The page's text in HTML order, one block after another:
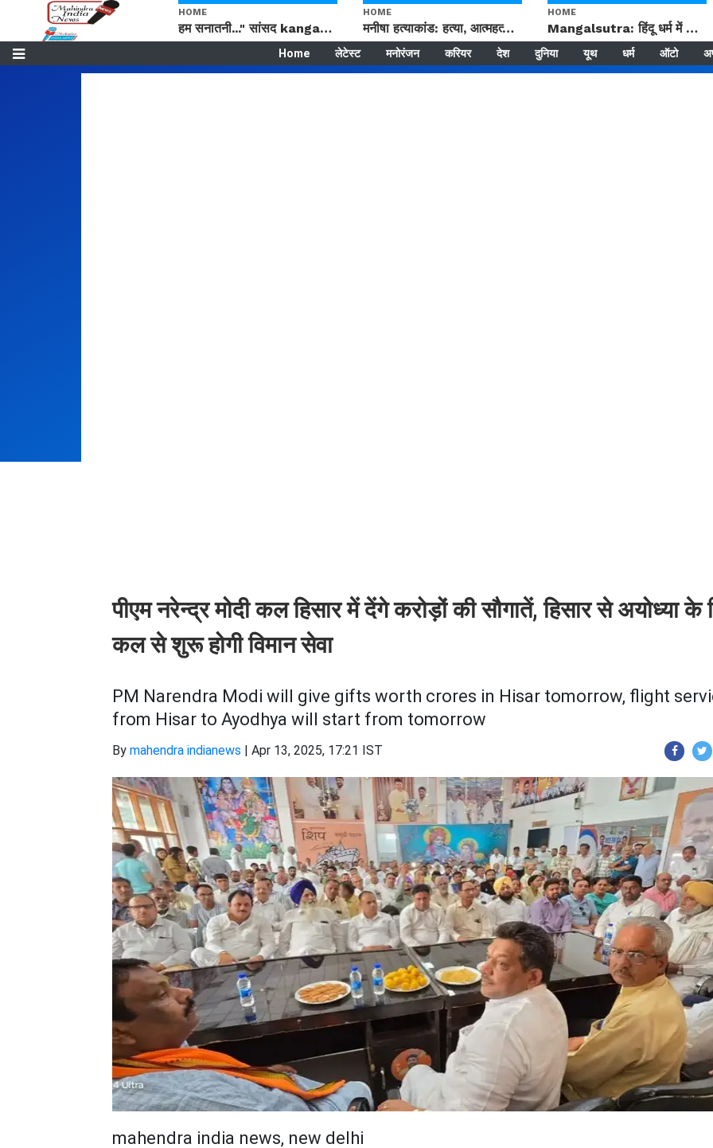
HOME
हम सनातनी..." सांसद kangana Ranaut से क्या बोली लड़की? Viral Jantar-Mantar | CJP protest
HOME
मनीषा हत्याकांड: हत्या, आत्महत्या या कोई बड़ा राज? | Full Story | Josh Haryana
HOME
Mangalsutra: हिंदू धर्म में शादी के बाद मंगलसूत्र क्यों पहनती है महिलाएं, किसने शुरु की ये परंपरा
Home लेटेस्ट मनोरंजन करियर देश दुनिया यूथ धर्म ऑटो
पीएम नरेन्द्र मोदी कल हिसार में देंगे करोड़ों की सौगातें, हिसार से अयोध्या के
कल से शुरू होगी विमान सेवा
PM Narendra Modi will give gifts worth crores in Hisar tomorrow, flight
from Hisar to Ayodhya will start from tomorrow
By mahendra indianews | Apr 13, 2025, 17:21 IST
mahendra india news, new delhi